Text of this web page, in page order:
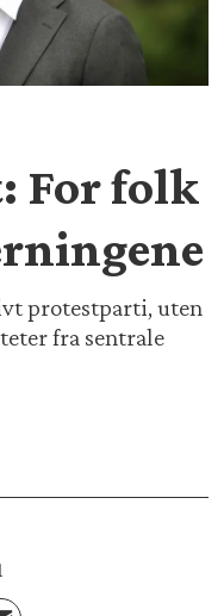
For folk
protestparti, uten
fra sentrale